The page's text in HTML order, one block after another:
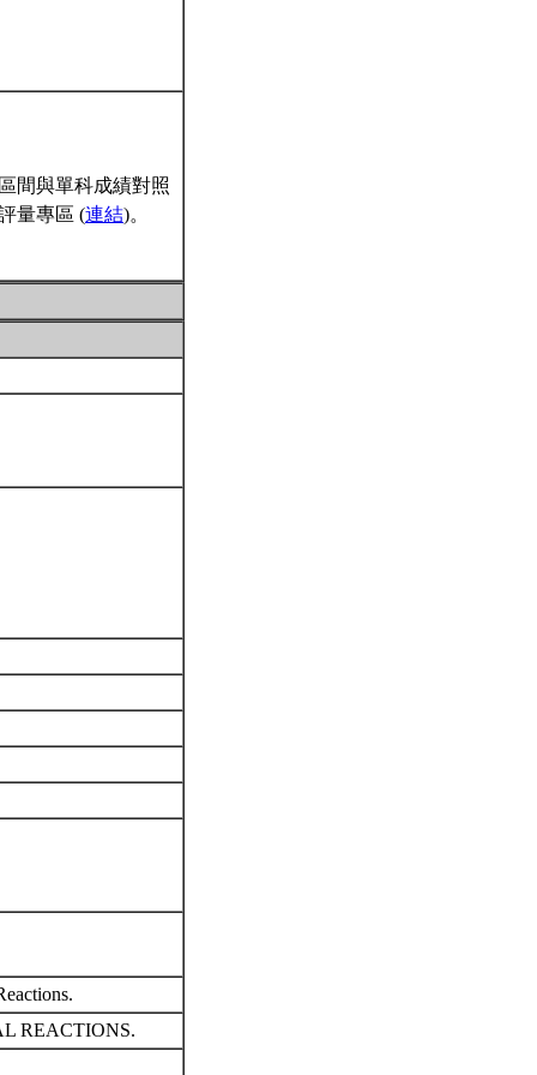
間與單科成績對照
量專區 (連結)。
REACTIONS.